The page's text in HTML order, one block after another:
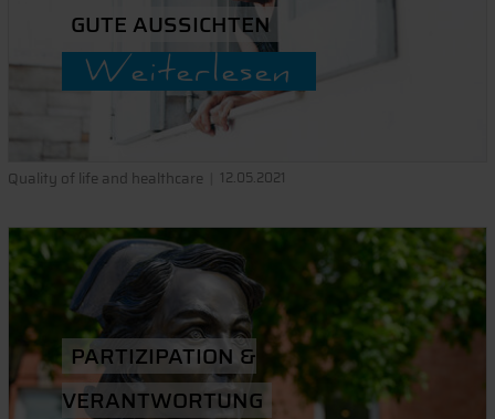
GUTE AUSSICHTEN
Weiterlesen
Quality of life and healthcare 12.05.2021
PARTIZIPATION &
VERANTWORTUNG